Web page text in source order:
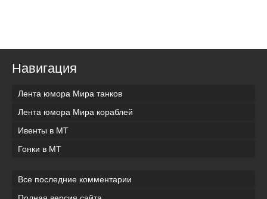
Навигация
Лента юмора Мира танков
Лента юмора Мира кораблей
Ивенты в МТ
Гонки в МТ
Все последние комментарии